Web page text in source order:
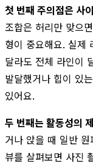
첫 번째 주의점은 사
조합은 허리만 맞으
형이 중요해요. 실제
달라도 전체 라인이
발달했거나 힙이 있
있어요.
두 번째는 활동성의
거나 앉을 때 일반
뷰를 살펴보면 사진